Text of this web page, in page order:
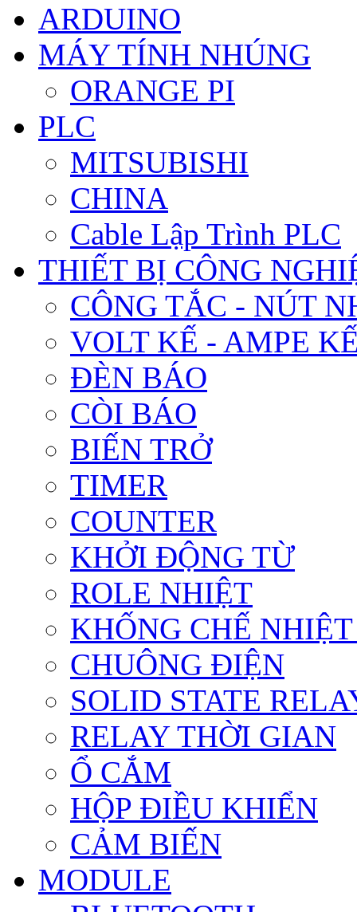
ARDUINO
MÁY TÍNH NHÚNG
ORANGE PI
PLC
MITSUBISHI
CHINA
Cable Lập Trình PLC
THIẾT BỊ CÔNG
CÔNG TẮC - NÚT
VOLT KẾ - AMPE
ĐÈN BÁO
CÒI BÁO
BIẾN TRỞ
TIMER
COUNTER
KHỞI ĐỘNG TỪ
ROLE NHIỆT
KHỐNG CHẾ
CHUÔNG ĐIỆN
SOLID STATE
RELAY THỜI GIAN
Ổ CẮM
HỘP ĐIỀU KHIỂN
CẢM BIẾN
MODULE